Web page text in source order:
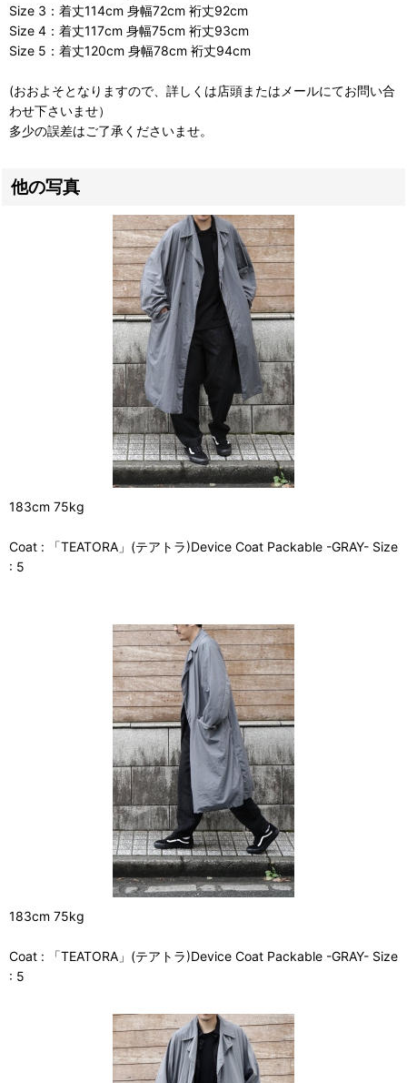
Size 3：着丈114cm 身幅72cm 裄丈92cm
Size 4：着丈117cm 身幅75cm 裄丈93cm
Size 5：着丈120cm 身幅78cm 裄丈94cm
(おおよそとなりますので、詳しくは店頭またはメールにてお問い合
わせ下さいませ）
多少の誤差はご了承くださいませ。
他の写真
183cm 75kg
Coat : 「TEATORA」(テアトラ)Device Coat Packable -GRAY- Size
: 5
183cm 75kg
Coat : 「TEATORA」(テアトラ)Device Coat Packable -GRAY- Size
: 5